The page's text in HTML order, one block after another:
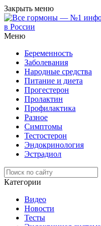
Закрыть меню
Меню
Беременность
Заболевания
Народные средства
Питание и диета
Прогестерон
Пролактин
Профилактика
Разное
Симптомы
Тестостерон
Эндокринология
Эстрадиол
Категории
Видео
Новости
Тесты